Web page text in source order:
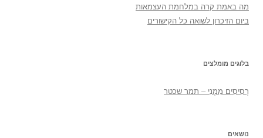
מה באמת קרה במלחמת העצמאות
ביום הזיכרון לשואה כל הקישורים
בלוגים מומלצים
רְסִיסִים מִמֶנִי – תמר שכטר
נושאים